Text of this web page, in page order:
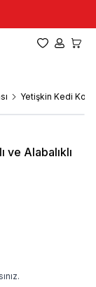
Favorilerim
Hesabım
Yetişkin Kedi
ve Alabalıklı